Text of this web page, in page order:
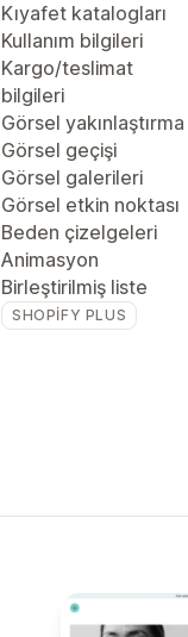
Kıyafet katalogları
Kullanım bilgileri
Kargo/teslimat
bilgileri
Görsel yakınlaştırma
Görsel geçişi
Görsel galerileri
Görsel etkin noktası
Beden çizelgeleri
Animasyon
Birleştirilmiş liste
SHOPIFY PLUS